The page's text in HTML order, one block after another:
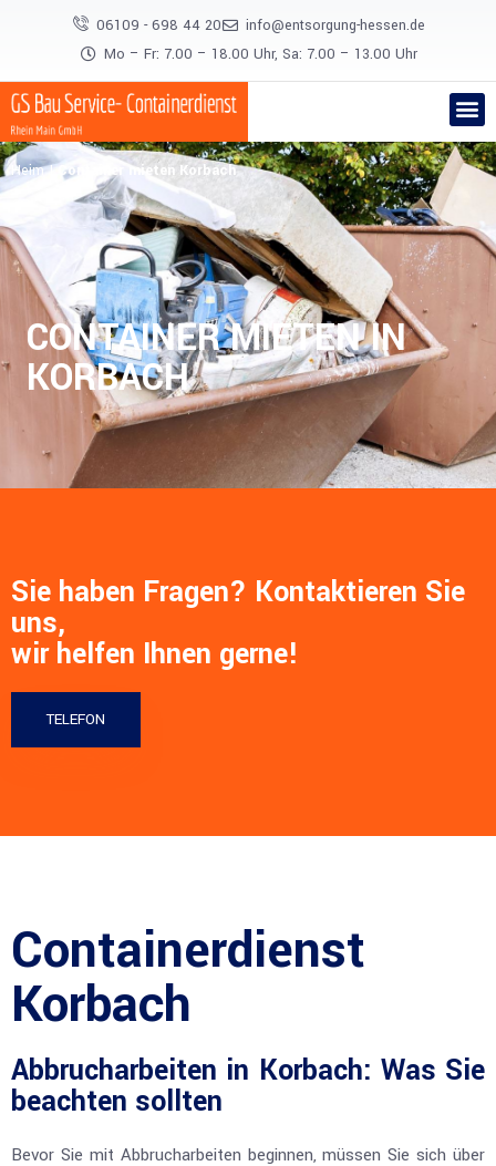
06109 - 698 44 20
info@entsorgung-hessen.de
Mo – Fr: 7.00 – 18.00 Uhr, Sa: 7.00 – 13.00 Uhr
Heim|Container mieten Korbach
CONTAINER MIETEN IN
KORBACH
Sie haben Fragen? Kontaktieren Sie
uns,
wir helfen Ihnen gerne!
TELEFON
Containerdienst
Korbach
Abbrucharbeiten in Korbach: Was Sie
beachten sollten
Bevor Sie mit Abbrucharbeiten beginnen, müssen Sie sich über